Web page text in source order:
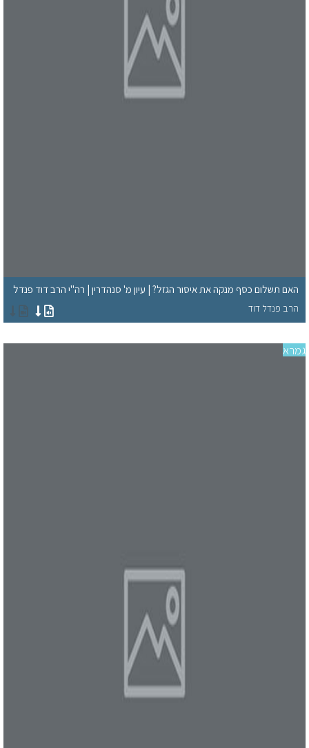
האם תשלום כסף מנקה את איסור הגזל? | עיון מ' סנהדרין | רה"י הרב דוד פנדל
הרב פנדל דוד